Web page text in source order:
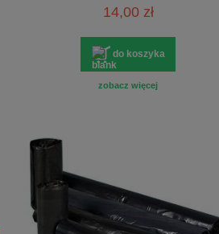
14,00 zł
do koszyka
zobacz więcej